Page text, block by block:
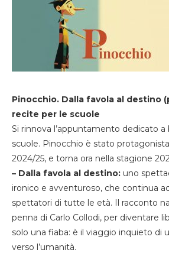
Pinocchio. Dalla favola al destino
recite per le scuole
Si rinnova l’appuntamento dedicato
scuole. Pinocchio è stato
2024/25, e torna ora nella stagione
– Dalla favola al destino: uno
ironico e avventuroso, che continua
spettatori di tutte le età. Il racconto
penna di Carlo Collodi, per diventare
solo una fiaba: è il viaggio inquieto di
verso l’umanità.